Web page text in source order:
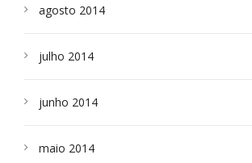
agosto 2014
julho 2014
junho 2014
maio 2014